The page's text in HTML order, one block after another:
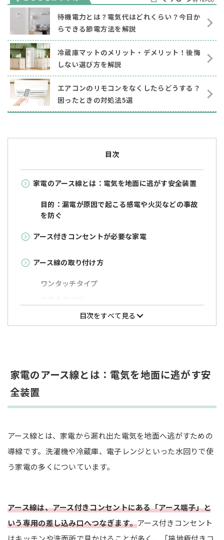
待機電力とは？電気代はどれくらい？今日か
らできる節電方法を解説
冷蔵庫マットのメリット・デメリット！後悔
しない選び方を解説
エアコンのリモコンをなくしたらどうする？
困ったときの対処法5選
目次
家電のアース線とは：電気を地面に逃がす安全装置
目的：漏電が原因で起こる感電や火災などの事故
を防ぐ
アース付きコンセントが必要な家電
アース線の取り付け方
ワンタッチタイプ
ふた（ネジ）タイプ
アース付きコンセントを新設する
アース付きコンセントに関する気になる疑問
（Q&A）
も良い？
アース付きコンセント以外に接続しても良い？
目次をすべて見る
家電のアース線とは：電気を地面に逃がす安
全装置
アース線とは、家電から漏れ出た電気を地面へ逃がすための
導線です。洗濯機や冷蔵庫、電子レンジといった水回りで使
う家電の多くについています。
アース線は、アース付きコンセントにある「アース端子」と
いう専用の差し込み口へつなぎます。アース付きコンセント